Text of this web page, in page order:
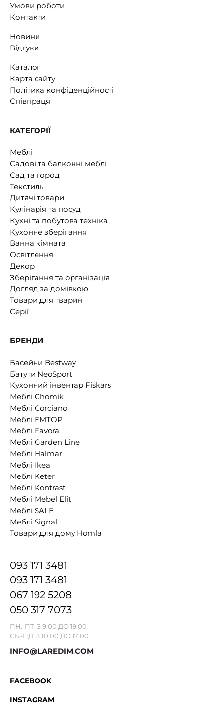
Умови роботи
Контакти
Новини
Відгуки
Каталог
Карта сайту
Політика конфіденційності
Співпраця
КАТЕГОРІЇ
Меблі
Садові та балконні меблі
Сад та город
Текстиль
Дитячі товари
Кулінарія та посуд
Кухні та побутова техніка
Кухонне зберігання
Ванна кімната
Освітлення
Декор
Зберігання та організація
Догляд за домівкою
Товари для тварин
Серії
БРЕНДИ
Басейни Bestway
Батути NeoSport
Кухонний інвентар Fiskars
Меблі Chomik
Меблі Corciano
Меблі EMTOP
Меблі Favora
Меблі Garden Line
Меблі Halmar
Меблі Ikea
Меблі Keter
Меблі Kontrast
Меблі Mebel Elit
Меблі SALE
Меблі Signal
Товари для дому Homla
093 171 3481
093 171 3481
067 192 5208
050 317 7073
ПН.-ПТ. З 9:00 ДО 19:00
СБ.-НД. З 10:00 ДО 17:00
INFO@LAREDIM.COM
FACEBOOK
INSTAGRAM